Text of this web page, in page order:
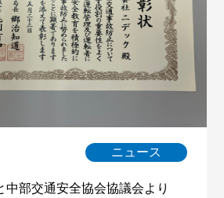
ニュース
中部交通安全協会協議会より